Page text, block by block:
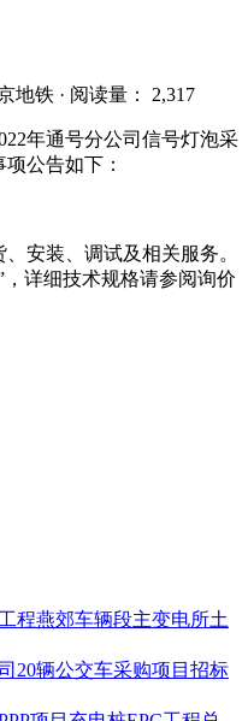
地铁 · 阅读量： 2,317
年通号分公司信号灯泡采
公告如下：
安装、调试及相关服务。
详细技术规格请参阅询价
币或等值外币（汇率以报
汇交易中心公布的各国货
权委托书在有效期内）。
采购相类似的供货经验，
合同业绩证明（单项合同
程燕郊车辆段主变电所土
20辆公交车采购项目招标